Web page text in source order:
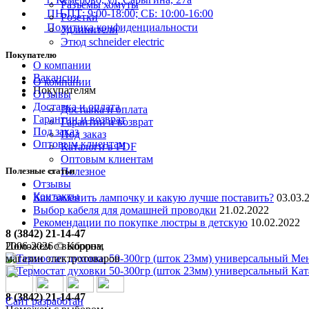
Разъемы хомуты
Розетки
Удлинители
Этюд schneider electric
О компании
Вакансии
Покупателям
Доставка и оплата
Гарантии и возврат
Под заказ
Каталоги в PDF
Оптовым клиентам
Полезное
Отзывы
Контакты
8 (3842) 21-14-47
Поможем с выбором
8 (3842) 21-14-47
ПН-ПТ: 9:00-18:00; СБ: 10:00-16:00
Политика конфиденциальности
Покупателю
О компании
Отзывы
Доставка и оплата
Гарантии и возврат
Под заказ
Оптовым клиентам
Полезные статьи
Как заменить лампочку и какую лучше поставить?
Выбор кабеля для домашней проводки 21.02.2022
Рекомендации по покупке люстры в детскую 10.02.2022
2006-2026© Корона,
магазин электротоваров
Сайт разработан